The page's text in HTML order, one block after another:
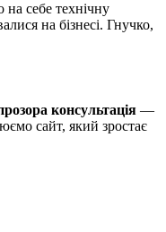
себе технічну
на бізнесі. Гнучко,
консультація —
сайт, який зростає